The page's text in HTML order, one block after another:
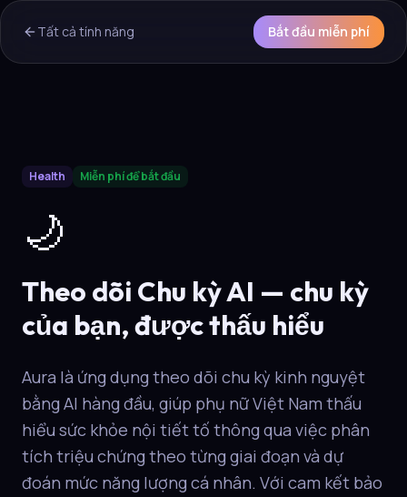
Tất cả tính năng Bắt đầu miễn phí
Aura
Theo dõi Chu kỳ AI
Health Miễn phí để bắt đầu
🌙
Theo dõi Chu kỳ AI — chu kỳ
của bạn, được thấu hiểu
Aura là ứng dụng theo dõi chu kỳ kinh nguyệt
bằng AI hàng đầu, giúp phụ nữ Việt Nam thấu
hiểu sức khỏe nội tiết tố thông qua việc phân
tích triệu chứng theo từng giai đoạn và dự
đoán mức năng lượng cá nhân. Với cam kết bảo